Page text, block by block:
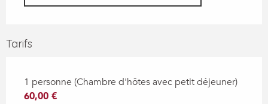
Tarifs
1 personne (Chambre d'hôtes avec petit déjeuner)
60,00 €